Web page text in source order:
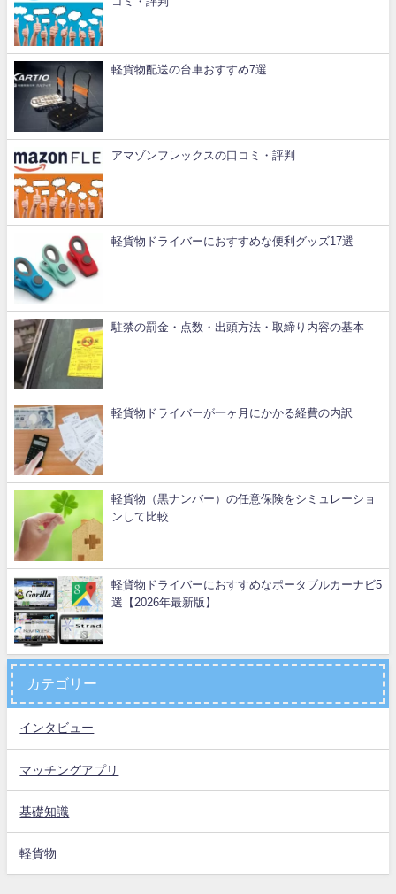
軽貨物配送の台車おすすめ7選
アマゾンフレックスの口コミ・評判
軽貨物ドライバーにおすすめな便利グッズ17選
駐禁の罰金・点数・出頭方法・取締り内容の基本
軽貨物ドライバーが一ヶ月にかかる経費の内訳
軽貨物（黒ナンバー）の任意保険をシミュレーショ
ンして比較
軽貨物ドライバーにおすすめなポータブルカーナビ5
選【2026年最新版】
カテゴリー
インタビュー
マッチングアプリ
基礎知識
軽貨物